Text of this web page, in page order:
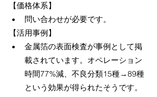
【価格体系】
問い合わせが必要です。
【活用事例】
金属箔の表面検査が事例として掲
載されています。オペレーション
時間77%減、不良分類15種→89種
という効果が得られたそうです。